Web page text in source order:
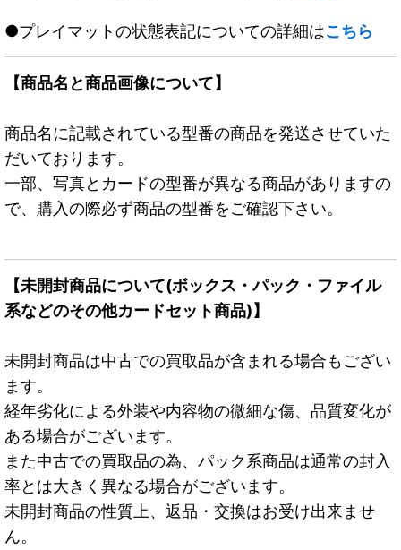
●プレイマットの状態表記についての詳細はこちら
【商品名と商品画像について】
商品名に記載されている型番の商品を発送させていた
だいております。
一部、写真とカードの型番が異なる商品がありますの
で、購入の際必ず商品の型番をご確認下さい。
【未開封商品について(ボックス・パック・ファイル
系などのその他カードセット商品)】
未開封商品は中古での買取品が含まれる場合もござい
ます。
経年劣化による外装や内容物の微細な傷、品質変化が
ある場合がございます。
また中古での買取品の為、パック系商品は通常の封入
率とは大きく異なる場合がございます。
未開封商品の性質上、返品・交換はお受け出来ませ
ん。